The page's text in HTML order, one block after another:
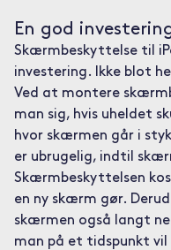
En god
Skærmbeskyttelse til
investering. Ikke blot
Ved at montere
man sig, hvis uheldet
hvor skærmen går i
er ubrugelig, indtil
Skærmbeskyttelsen
en ny skærm gør.
skærmen også langt
man på et tidspunkt vil